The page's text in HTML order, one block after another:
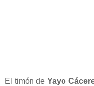
El timón deYayo